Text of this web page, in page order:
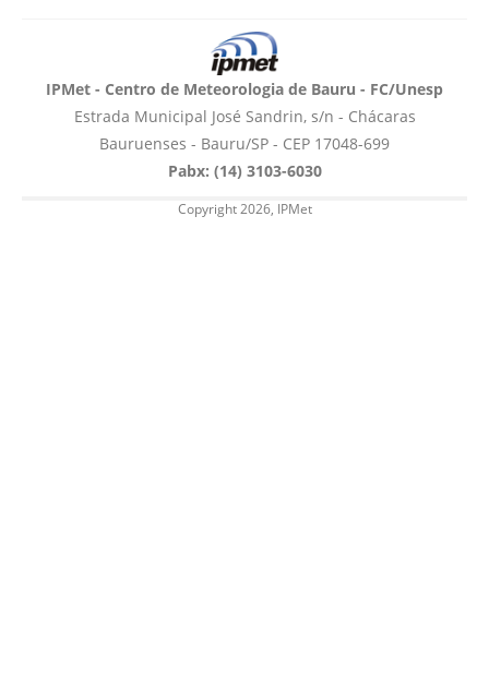
IPMet - Centro de Meteorologia de Bauru - FC/Unesp
Estrada Municipal José Sandrin, s/n - Chácaras
Bauruenses - Bauru/SP - CEP 17048-699
Pabx: (14) 3103-6030
Copyright 2026, IPMet